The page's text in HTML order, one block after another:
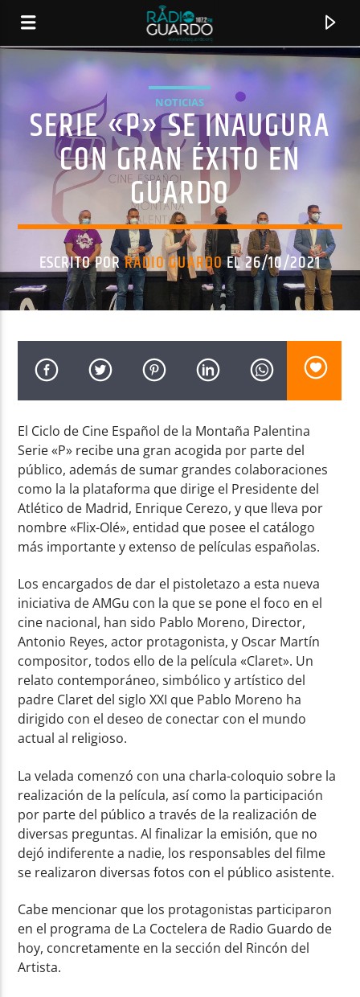
CANCIÓN ACTUAL
ARTISTA
Radio AMGu
NOTICIAS
SERIE «P» SE INAUGURA
CON GRAN ÉXITO EN
GUARDO
ESCRITO PORRADIO GUARDOEL 26/10/2021
El Ciclo de Cine Español de la Montaña Palentina
Serie «P» recibe una gran acogida por parte del
público, además de sumar grandes colaboraciones
como la la plataforma que dirige el Presidente del
Atlético de Madrid, Enrique Cerezo, y que lleva por
nombre «Flix-Olé», entidad que posee el catálogo
más importante y extenso de películas españolas.
Los encargados de dar el pistoletazo a esta nueva
iniciativa de AMGu con la que se pone el foco en el
cine nacional, han sido Pablo Moreno, Director,
Antonio Reyes, actor protagonista, y Oscar Martín
compositor, todos ello de la película «Claret». Un
relato contemporáneo, simbólico y artístico del
padre Claret del siglo XXI que Pablo Moreno ha
dirigido con el deseo de conectar con el mundo
actual al religioso.
La velada comenzó con una charla-coloquio sobre la
realización de la película, así como la participación
por parte del público a través de la realización de
diversas preguntas. Al finalizar la emisión, que no
dejó indiferente a nadie, los responsables del filme
se realizaron diversas fotos con el público asistente.
Cabe mencionar que los protagonistas participaron
en el programa de La Coctelera de Radio Guardo de
hoy, concretamente en la sección del Rincón del
Artista.